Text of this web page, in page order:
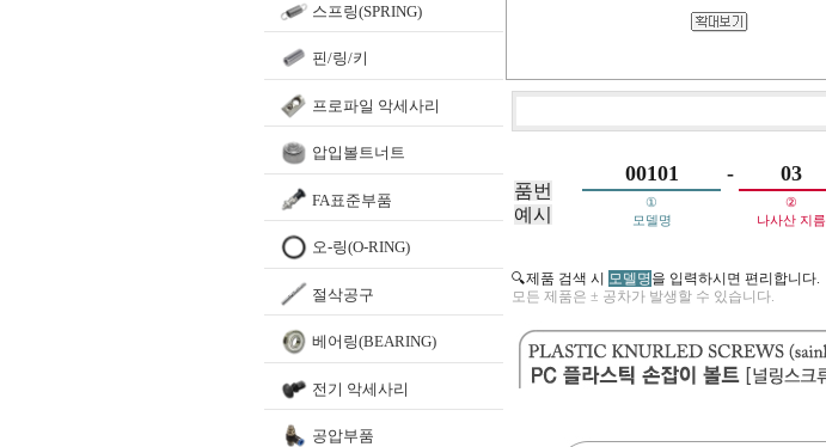
스프링(SPRING)
핀/링/키
프로파일 악세사리
압입볼트너트
FA표준부품
오-링(O-RING)
절삭공구
베어링(BEARING)
전기 악세사리
공압부품
품번
예시
00101 - 03
①
모델명
②
나사산 지름
🔍제품 검색 시 모델명을 입력하시면 편리합니다.
모든 제품은 ± 공차가 발생할 수 있습니다.